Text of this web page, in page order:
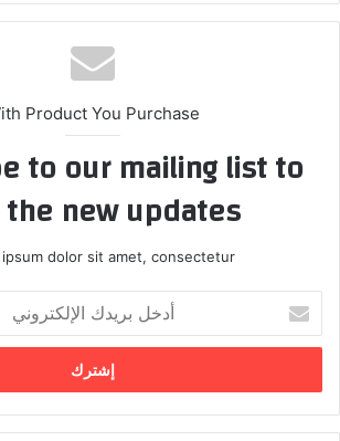
الوي
ب
Product You Purchase
to our mailing list to
new updates!
ipsum dolor sit amet, consectetur.
خ
ب
ر